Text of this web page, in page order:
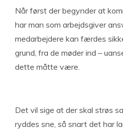
Når først der begynder at
har man som arbejdsgiver
medarbejdere kan færdes
grund, fra de møder ind –
dette måtte være.
Det vil sige at der skal strøs
ryddes sne, så snart det har